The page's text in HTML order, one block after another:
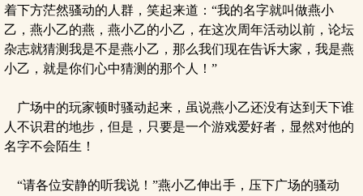
着下方茫然骚动的人群，笑起来道：“我的名字就叫做燕小
乙，燕小乙的燕，燕小乙的小乙，在这次周年活动以前，论坛
杂志就猜测我是不是燕小乙，那么我们现在告诉大家，我是燕
小乙，就是你们心中猜测的那个人！”
广场中的玩家顿时骚动起来，虽说燕小乙还没有达到天下谁
人不识君的地步，但是，只要是一个游戏爱好者，显然对他的
名字不会陌生！
“请各位安静的听我说！”燕小乙伸出手，压下广场的骚动